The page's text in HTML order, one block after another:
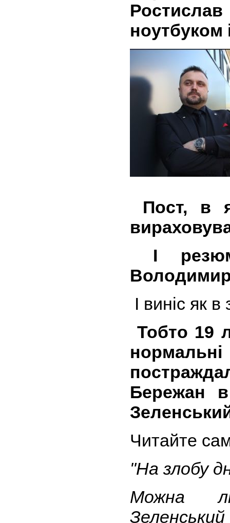
ноутбуком
Пост, в
І
І виніс як
Тобто 19
Бережан
Читайте
"На злобу
Можна